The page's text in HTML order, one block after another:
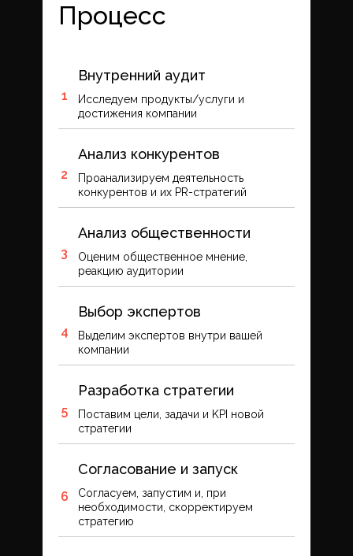
Процесс
Внутренний аудит
Исследуем продукты/услуги и
достижения компании
Анализ конкурентов
Проанализируем деятельность
конкурентов и их PR-стратегий
Анализ общественности
Оценим общественное мнение,
реакцию аудитории
Выбор экспертов
Выделим экспертов внутри вашей
компании
Разработка стратегии
Поставим цели, задачи и KPI новой
стратегии
Согласование и запуск
Согласуем, запустим и, при
необходимости, скорректируем
стратегию